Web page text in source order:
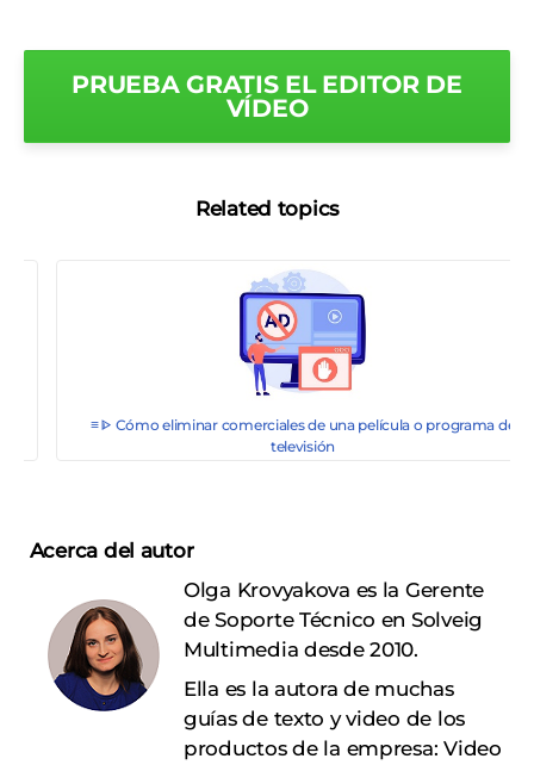
PRUEBA GRATIS EL EDITOR DE
VÍDEO
Related topics
≡ ᐈ Cómo censurar un archivo de vídeo o audio
Acerca del autor
Olga Krovyakova es la Gerente
de Soporte Técnico en Solveig
Multimedia desde 2010.
Ella es la autora de muchas
guías de texto y video de los
productos de la empresa: Video